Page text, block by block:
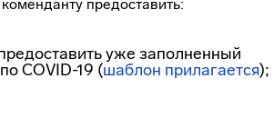
предоставить:
уже заполненный
COVID-19 (шаблон прилагается);